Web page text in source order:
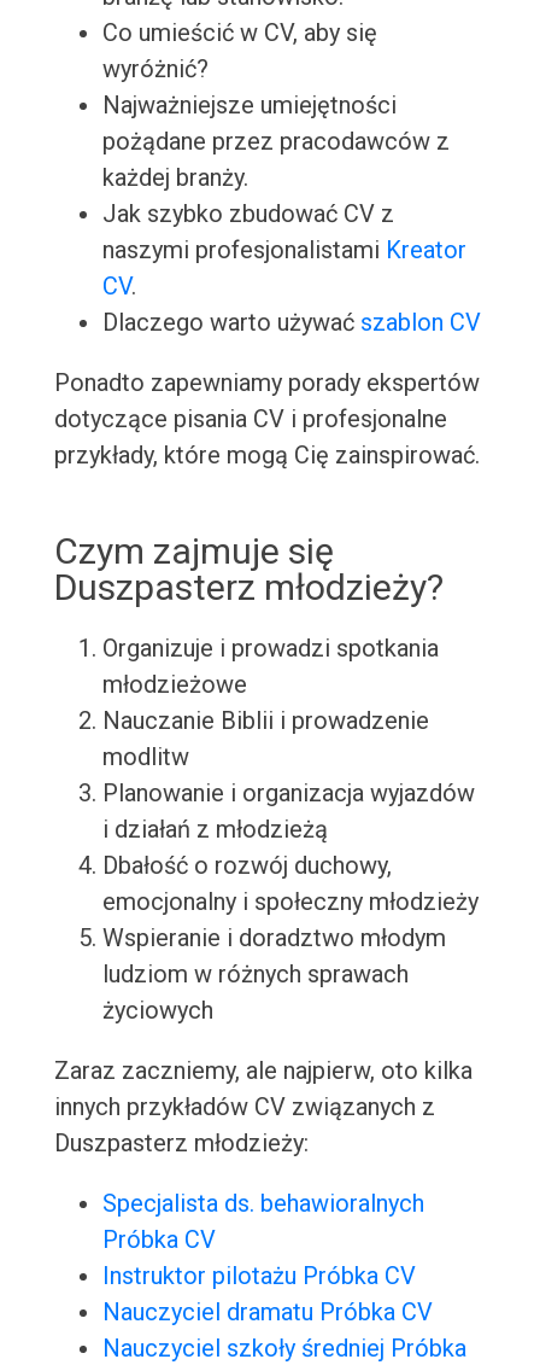
Co umieścić w CV, aby się
wyróżnić?
Najważniejsze umiejętności
pożądane przez pracodawców z
każdej branży.
Jak szybko zbudować CV z
naszymi profesjonalistami Kreator
CV.
Dlaczego warto używać szablon CV
Ponadto zapewniamy porady ekspertów
dotyczące pisania CV i profesjonalne
przykłady, które mogą Cię zainspirować.
Czym zajmuje się
Duszpasterz młodzieży?
Organizuje i prowadzi spotkania
młodzieżowe
Nauczanie Biblii i prowadzenie
modlitw
Planowanie i organizacja wyjazdów
i działań z młodzieżą
Dbałość o rozwój duchowy,
emocjonalny i społeczny młodzieży
Wspieranie i doradztwo młodym
ludziom w różnych sprawach
życiowych
Zaraz zaczniemy, ale najpierw, oto kilka
innych przykładów CV związanych z
Duszpasterz młodzieży:
Specjalista ds. behawioralnych
Próbka CV
Instruktor pilotażu Próbka CV
Nauczyciel dramatu Próbka CV
Nauczyciel szkoły średniej Próbka